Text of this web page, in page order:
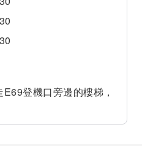
登機口旁邊的樓梯，